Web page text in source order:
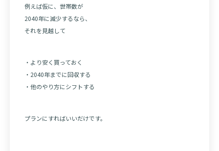
例えば仮に、世帯数が
2040年に減少するなら、
それを見越して
・より安く買っておく
・2040年までに回収する
・他のやり方にシフトする
プランにすればいいだけです。